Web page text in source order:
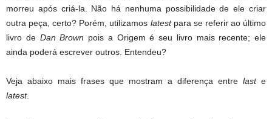
morreu após criá-la. Não há nenhuma possibilidade de ele criar
outra peça, certo? Porém, utilizamos latestpara se referir ao último
livro de Dan Brown pois a Origem é seu livro mais recente; ele
ainda poderá escrever outros. Entendeu?
Veja abaixo mais frases que mostram a diferença entre laste
latest.